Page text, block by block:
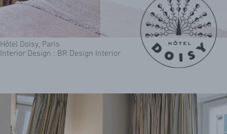
Hôtel Doisy, Paris
Interior Design : BR Design Interior